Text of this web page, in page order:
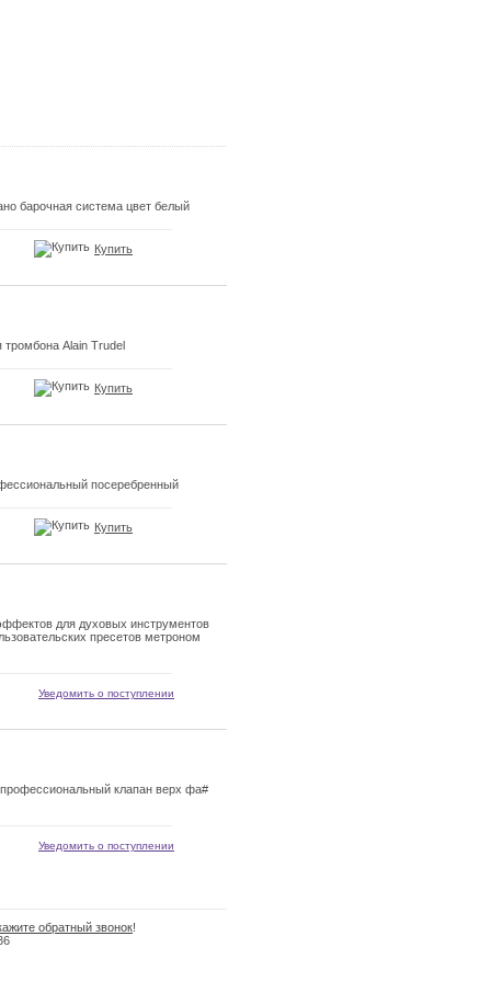
барочная система цвет белый
Купить
Alain Trudel
Купить
посеребренный
Купить
для духовых инструментов
пресетов метроном
Уведомить о поступлении
клапан верх фа#
Уведомить о поступлении
обратный звонок!